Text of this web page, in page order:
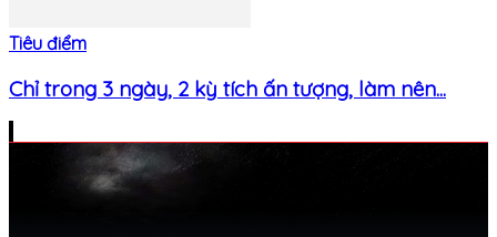
Tiêu điểm
Chỉ trong 3 ngày, 2 kỳ tích ấn tượng, làm nên...